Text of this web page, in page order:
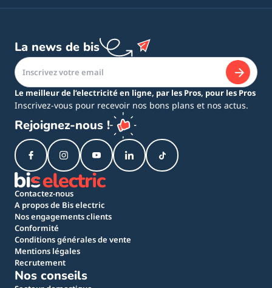
La news de bis
Le meilleur de l’electricité en ligne, par les Pros, pour les Pros
Inscrivez-vous pour recevoir nos bons plans et nos actus.
Rejoignez-nous !
Contactez-nous
A propos de Bis electric
Nos engagements clients
Conformité
Conditions générales de vente
Mentions légales
Recrutement
Nos conseils